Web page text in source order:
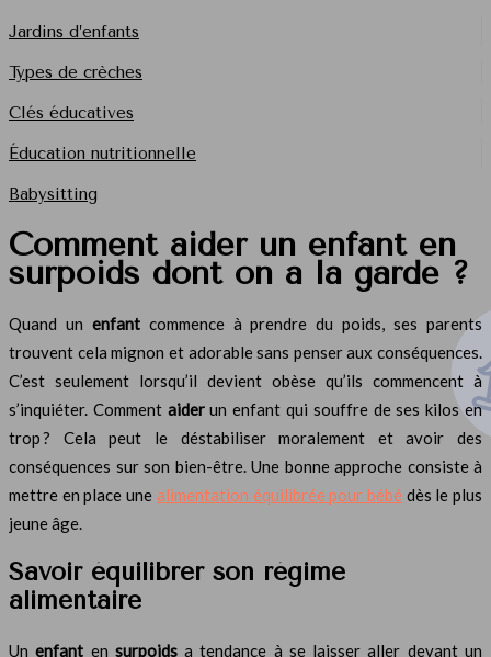
Jardins d’enfants
Types de crèches
Clés éducatives
Éducation nutritionnelle
Babysitting
Comment aider un enfant en
surpoids dont on a la garde ?
Quand un enfantcommence à prendre du poids, ses parents
trouvent cela mignon et adorable sans penser aux conséquences.
C’est seulement lorsqu’il devient obèse qu’ils commencent à
s’inquiéter. Comment aiderun enfant qui souffre de ses kilos en
trop ? Cela peut le déstabiliser moralement et avoir des
conséquences sur son bien-être. Une bonne approche consiste à
mettre en place une alimentation équilibrée pour bébé dès le plus
jeune âge.
Savoir équilibrer son régime
alimentaire
Unenfant en surpoidsa tendance à se laisser aller devant un